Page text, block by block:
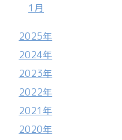
1月
2025年
2024年
2023年
2022年
2021年
2020年